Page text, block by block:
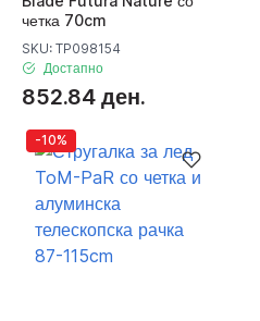
четка 70cm
SKU: TP098154
Достапно
852.84 ден.
-10%